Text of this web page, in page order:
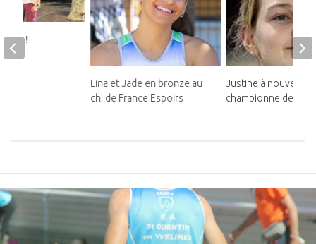
Lina et Jade en bronze au
ch. de France Espoirs
Justine à nouveau
championne de
gala !